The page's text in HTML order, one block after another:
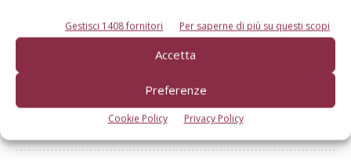
Gestisci 1408 fornitori Per saperne di più su questi scopi
Accetta
Preferenze
Cookie Policy Privacy Policy
PROVATO DAGLI AGROMECCANICI 25 Maggio 2026
Erpice a dischi Rol-Ex BT 300 e
rullo-cutter Rol-Ex WCNF 300
Verifica effettuata su una macchina con all’attivo una stagione